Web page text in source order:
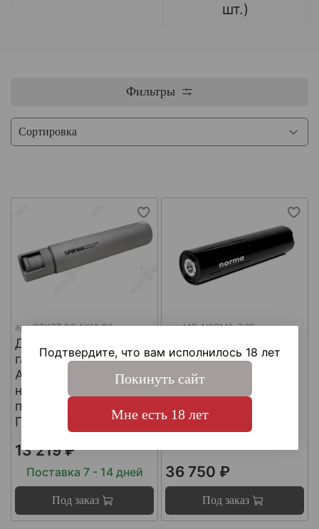
шт.)
Фильтры
арт.DTKZT PG АК12 G3
ДТКП
газоразгруженный на
АК12 G3 (с
несъемным
пламегасителем) ,
Пафган / PufGun
13 219 ₽
Поставка 7 - 14 дней
Под заказ
арт.MG-NORMA-7.62
газоразгруженный
"NORMA" на
карабины, калибр
30-06, Matilda MG
36 750 ₽
Под заказ
Подтвердите, что вам исполнилось 18 лет
Покинуть сайт
Мне есть 18 лет